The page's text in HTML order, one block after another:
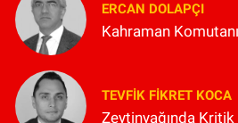
ERCAN DOLAPÇI
Kahraman
TEVFIK FIKRET KOCA
Zeytinyağında Kritik